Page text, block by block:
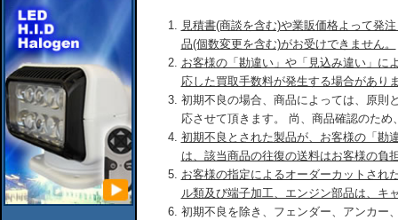
見積書(商談を含む)や業販価格よって発
品(個数変更を含む)がお受けできません。
お客様の「勘違い」や「見込み違い」に
応した買取手数料が発生する場合があり
初期不良の場合、商品によっては、原則
応させて頂きます。 尚、商品確認のた
初期不良とされた製品が、お客様の「勘
は、該当商品の往復の送料はお客様の負
お客様の指定によるオーダーカットされ
ル類及び端子加工、エンジン部品は、キ
初期不良を除き、フェンダー、アンカー